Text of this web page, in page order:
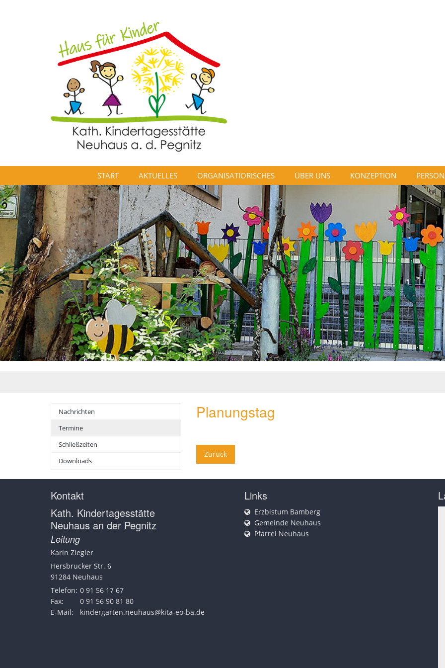
START AKTUELLES ORGANISATIORISCHES ÜBER UNS KONZEPTION
Planungstag
Zurück
Nachrichten
Termine
Schließzeiten
Downloads
Kontakt
Kath. Kindertagesstätte
Neuhaus an der Pegnitz
Leitung
Karin Ziegler
Hersbrucker Str. 6
91284 Neuhaus
Telefon: 0 91 56 17 67
Fax:
0 91 56 90 81 80
E-Mail:
kindergarten.neuhaus@kita-eo-ba.de
Links
Erzbistum Bamberg
Gemeinde Neuhaus
Pfarrei Neuhaus